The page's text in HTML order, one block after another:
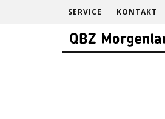
SERVICE KONTAKT